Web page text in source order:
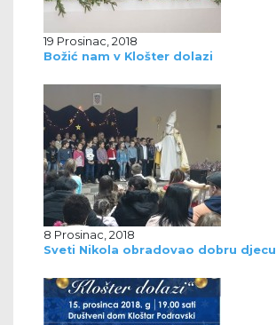
19 Prosinac, 2018
Božić nam v Klošter dolazi
8 Prosinac, 2018
Sveti Nikola obradovao dobru djecu